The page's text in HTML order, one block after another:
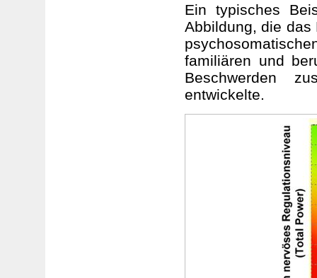
Ein typisches
Abbildung, die das
familiären und
Beschwerden
entwickelte.